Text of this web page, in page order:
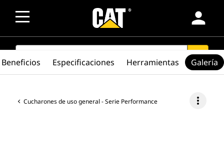
person
SEARCH search
Cucharones de uso general - Serie Performance more_vert
Beneficios Especificaciones Herramientas Galería